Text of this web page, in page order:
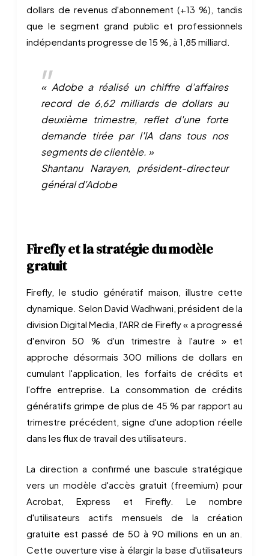
dollars de revenus d'abonnement (+13 %), tandis
que le segment grand public et professionnels
indépendants progresse de 15 %, à 1,85 milliard.
« Adobe a réalisé un chiffre d'affaires
record de 6,62 milliards de dollars au
deuxième trimestre, reflet d'une forte
demande tirée par l'IA dans tous nos
segments de clientèle. »
Shantanu Narayen, président-directeur
général d'Adobe
Firefly et la stratégie du modèle
gratuit
Firefly, le studio génératif maison, illustre cette
dynamique. Selon David Wadhwani, président de la
division Digital Media, l'ARR de Firefly « a progressé
d'environ 50 % d'un trimestre à l'autre » et
approche désormais 300 millions de dollars en
cumulant l'application, les forfaits de crédits et
l'offre entreprise. La consommation de crédits
génératifs grimpe de plus de 45 % par rapport au
trimestre précédent, signe d'une adoption réelle
dans les flux de travail des utilisateurs.
La direction a confirmé une bascule stratégique
vers un modèle d'accès gratuit (freemium) pour
Acrobat, Express et Firefly. Le nombre
d'utilisateurs actifs mensuels de la création
gratuite est passé de 50 à 90 millions en un an.
Cette ouverture vise à élargir la base d'utilisateurs